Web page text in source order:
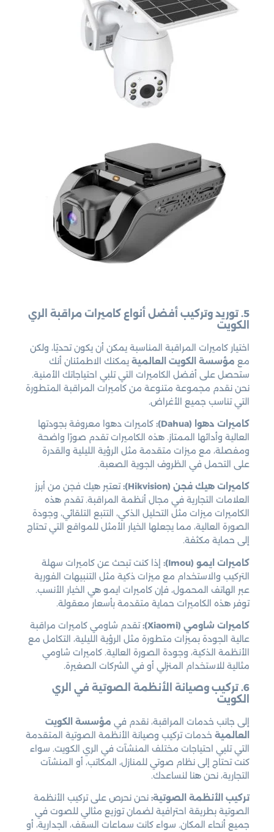
5. توريد وتركيب أفضل أنواع كاميرات مراقبة الري
الكويت
اختيار كاميرات المراقبة المناسبة يمكن أن يكون تحديًا، ولكن
مع مؤسسة الكويت العالمية يمكنك الاطمئنان أنك
ستحصل على أفضل الكاميرات التي تلبي احتياجاتك الأمنية.
نحن نقدم مجموعة متنوعة من كاميرات المراقبة المتطورة
التي تناسب جميع الأغراض.
كاميرات دهوا (Dahua):
كاميرات دهوا معروفة بجودتها
العالية وأدائها الممتاز. هذه الكاميرات تقدم صورًا واضحة
ومفصلة، مع ميزات متقدمة مثل الرؤية الليلية والقدرة
على التحمل في الظروف الجوية الصعبة.
كاميرات هيك فجن (Hikvision):
تعتبر هيك فجن من أبرز
العلامات التجارية في مجال أنظمة المراقبة. تقدم هذه
الكاميرات ميزات مثل التحليل الذكي، التتبع التلقائي، وجودة
الصورة العالية، مما يجعلها الخيار الأمثل للمواقع التي تحتاج
إلى حماية مكثفة.
كاميرات ايمو (Imou):
إذا كنت تبحث عن كاميرات سهلة
التركيب والاستخدام مع ميزات ذكية مثل التنبيهات الفورية
عبر الهاتف المحمول، فإن كاميرات ايمو هي الخيار الأنسب.
توفر هذه الكاميرات حماية متقدمة بأسعار معقولة.
كاميرات شاومي (Xiaomi):
تقدم شاومي كاميرات مراقبة
عالية الجودة بميزات متطورة مثل الرؤية الليلية، التكامل مع
الأنظمة الذكية، وجودة الصورة العالية. كاميرات شاومي
مثالية للاستخدام المنزلي أو في الشركات الصغيرة.
6. تركيب وصيانة الأنظمة الصوتية في الري
الكويت
إلى جانب خدمات المراقبة، نقدم في مؤسسة الكويت
العالمية خدمات تركيب وصيانة الأنظمة الصوتية المتقدمة
التي تلبي احتياجات مختلف المنشآت في الري الكويت. سواء
كنت تحتاج إلى نظام صوتي للمنازل، المكاتب، أو المنشآت
التجارية، نحن هنا لنساعدك.
تركيب الأنظمة الصوتية: نحن نحرص على تركيب الأنظمة
الصوتية بطريقة احترافية لضمان توزيع مثالي للصوت في
جميع أنحاء المكان. سواء كانت سماعات السقف، الجدارية، أو